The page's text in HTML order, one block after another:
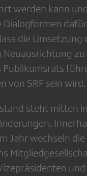
werden kann
Dialogformen
die Umsetzung
Neuausrichtung zu
von SRF sein wird.
steht mitten in
Jahr wechseln die
und